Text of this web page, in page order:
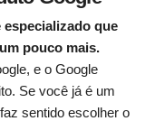
especializado que
pouco mais.
e o Google
Se você já é um
sentido escolher o